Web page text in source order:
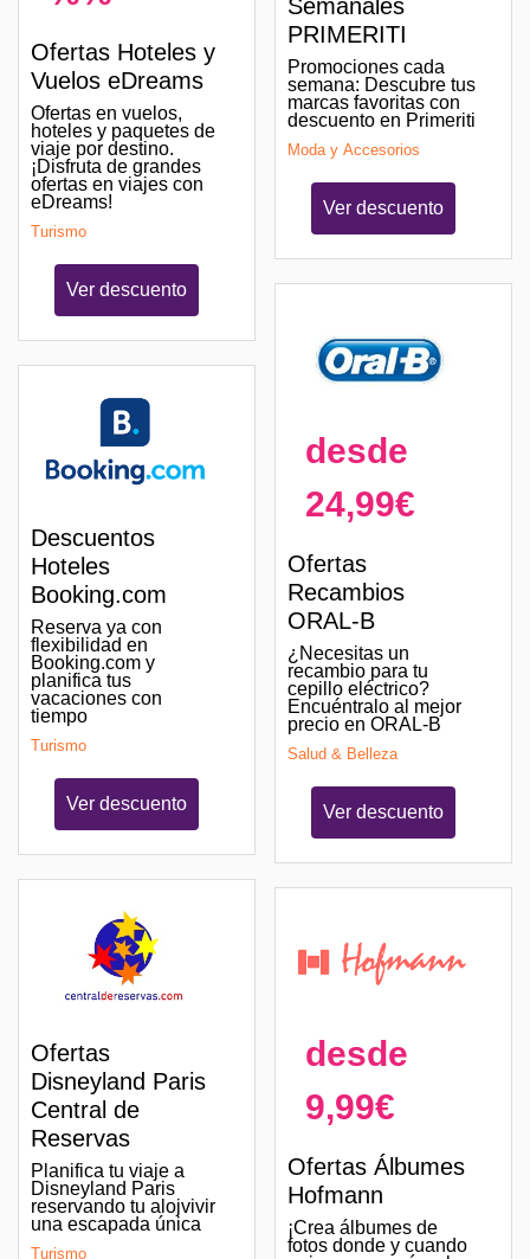
Ofertas Hoteles y
Vuelos eDreams
Ofertas en vuelos,
hoteles y paquetes de
viaje por destino.
¡Disfruta de grandes
ofertas en viajes con
eDreams!
Turismo
Ver descuento
Descuentos
Hoteles
Booking.com
Reserva ya con
flexibilidad en
Booking.com y
planifica tus
vacaciones con
tiempo
Turismo
Ver descuento
Ofertas
Disneyland Paris
Central de
Reservas
Planifica tu viaje a
Disneyland Paris
reservando tu alojvivir
una escapada única
Turismo
Semanales
PRIMERITI
Promociones cada
semana: Descubre tus
marcas favoritas con
descuento en Primeriti
Moda y Accesorios
Ver descuento
desde
24,99€
Ofertas
Recambios
ORAL-B
¿Necesitas un
recambio para tu
cepillo eléctrico?
Encuéntralo al mejor
precio en ORAL-B
Salud & Belleza
Ver descuento
desde
9,99€
Ofertas Álbumes
Hofmann
¡Crea álbumes de
fotos donde y cuando